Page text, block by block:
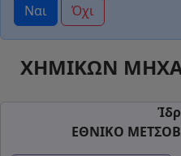
Ναι
Όχι
ΧΗΜΙΚΩΝ
ΕΘΝΙΚΟ